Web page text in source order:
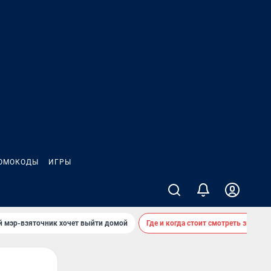
ИГРЫ
мэр-взяточник хочет выйти домой Где и когда стоит смотреть